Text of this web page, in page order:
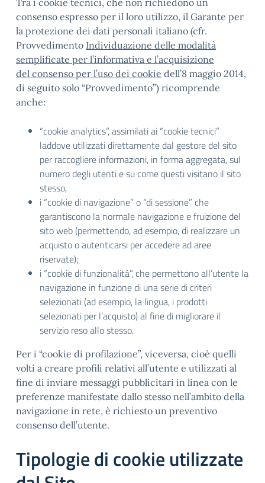
Tra i cookie tecnici, che non richiedono un
consenso espresso per il loro utilizzo, il Garante per
la protezione dei dati personali italiano (cfr.
Provvedimento Individuazione delle modalità
semplificate per l’informativa e l’acquisizione
del consenso per l’uso dei cookie dell’8 maggio 2014,
di seguito solo “Provvedimento”) ricomprende
anche:
“cookie analytics”, assimilati ai “cookie tecnici”
laddove utilizzati direttamente dal gestore del sito
per raccogliere informazioni, in forma aggregata, sul
numero degli utenti e su come questi visitano il sito
stesso,
i “cookie di navigazione” o “di sessione” che
garantiscono la normale navigazione e fruizione del
sito web (permettendo, ad esempio, di realizzare un
acquisto o autenticarsi per accedere ad aree
riservate);
i “cookie di funzionalità”, che permettono all’utente la
navigazione in funzione di una serie di criteri
selezionati (ad esempio, la lingua, i prodotti
selezionati per l’acquisto) al fine di migliorare il
servizio reso allo stesso.
Per i “cookie di profilazione”, viceversa, cioè quelli
volti a creare profili relativi all’utente e utilizzati al
fine di inviare messaggi pubblicitari in linea con le
preferenze manifestate dallo stesso nell’ambito della
navigazione in rete, è richiesto un preventivo
consenso dell’utente.
Tipologie di cookie utilizzate